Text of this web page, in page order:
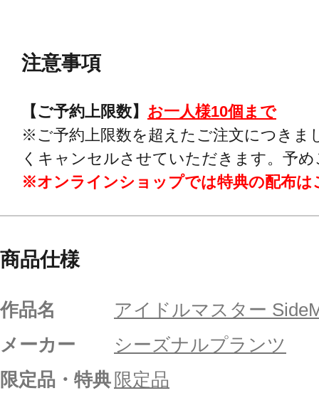
注意事項
【ご予約上限数】 お一人様10個まで
※ご予約上限数を超えたご注文につきま
くキャンセルさせていただきます。予
※オンラインショップでは特典の配布は
商品仕様
作品名
アイドルマスター
メーカー
シーズナルプランツ
限定品・特典 限定品